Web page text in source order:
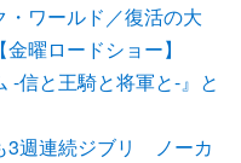
ワールド／復活の大
曜ロードショー】
-信と王騎と将軍と-』と
3週連続ジブリ ノーカ